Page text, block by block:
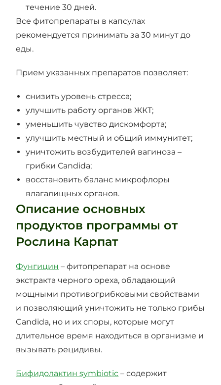
течение 30 дней.
Все фитопрепараты в капсулах
рекомендуется принимать за 30 минут до
еды.
Прием указанных препаратов позволяет:
снизить уровень стресса;
улучшить работу органов ЖКТ;
уменьшить чувство дискомфорта;
улучшить местный и общий иммунитет;
уничтожить возбудителей вагиноза –
грибки Сandida;
восстановить баланс микрофлоры
влагалищных органов.
Описание основных
продуктов программы от
Рослина Карпат
Фунгицин – фитопрепарат на основе
экстракта черного ореха, обладающий
мощными противогрибковыми свойствами
и позволяющий уничтожить не только грибы
Candida, но и их споры, которые могут
длительное время находиться в организме и
вызывать рецидивы.
Бифидолактин symbiotic – содержит